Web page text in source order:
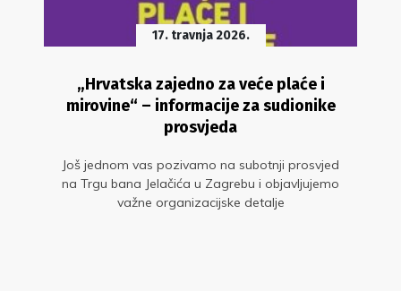
17. travnja 2026.
„Hrvatska zajedno za veće plaće i
mirovine“ – informacije za sudionike
prosvjeda
Još jednom vas pozivamo na subotnji prosvjed
na Trgu bana Jelačića u Zagrebu i objavljujemo
važne organizacijske detalje